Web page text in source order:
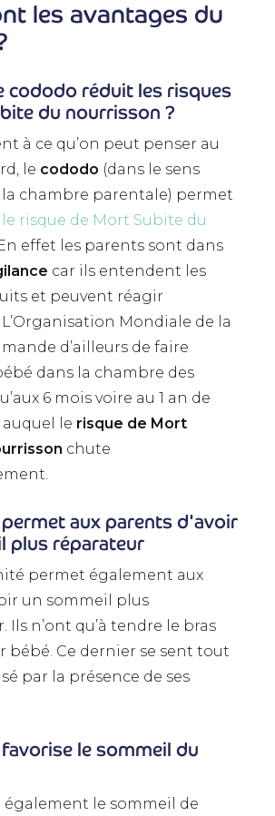
les avantages du
cododo réduit les risques
du nourrisson ?
à ce qu’on peut penser au
le cododo (dans le sens
chambre parentale) permet
risque de Mort Subite du
effet les parents sont dans
car ils entendent les
et peuvent réagir
Mondiale de la
d’ailleurs de faire
dans la chambre des
6 mois voire au 1 an de
auquel le risque de Mort
chute
aux parents d'avoir
plus réparateur
permet également aux
un sommeil plus
Ils n’ont qu’à tendre le bras
bébé. Ce dernier se sent tout
par la présence de ses
le sommeil du
également le sommeil de